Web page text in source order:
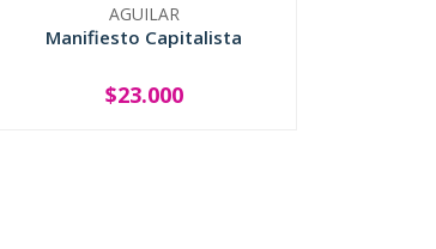
AGUILAR
Manifiesto Capitalista
+
$23.000